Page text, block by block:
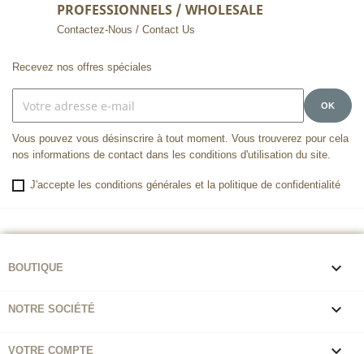
PROFESSIONNELS / WHOLESALE
Contactez-Nous / Contact Us
Recevez nos offres spéciales
Vous pouvez vous désinscrire à tout moment. Vous trouverez pour cela
nos informations de contact dans les conditions d'utilisation du site.
J'accepte les conditions générales et la politique de confidentialité
BOUTIQUE 
NOTRE SOCIÉTÉ 
VOTRE COMPTE